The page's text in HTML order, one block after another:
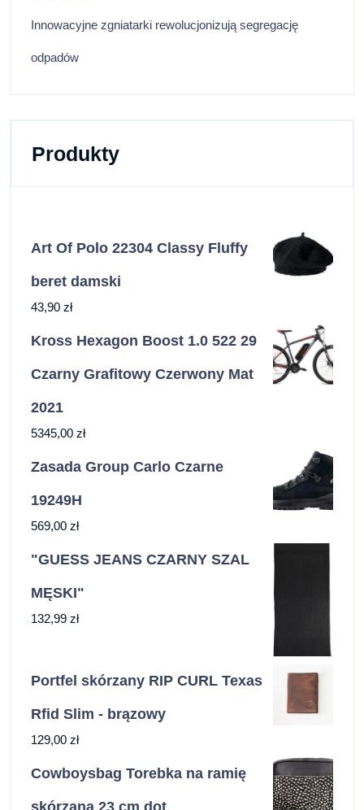
Innowacyjne zgniatarki rewolucjonizują segregację
odpadów
Produkty
Art Of Polo 22304 Classy Fluffy
beret damski
43,90 zł
Kross Hexagon Boost 1.0 522 29
Czarny Grafitowy Czerwony Mat
2021
5345,00 zł
Zasada Group Carlo Czarne
19249H
569,00 zł
"GUESS JEANS CZARNY SZAL
MĘSKI"
132,99 zł
Portfel skórzany RIP CURL Texas
Rfid Slim - brązowy
129,00 zł
Cowboysbag Torebka na ramię